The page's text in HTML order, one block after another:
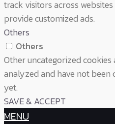
track visitors across
provide customized ads.
Others
Others
Other uncategorized
analyzed and have not been
yet.
SAVE & ACCEPT
MENU